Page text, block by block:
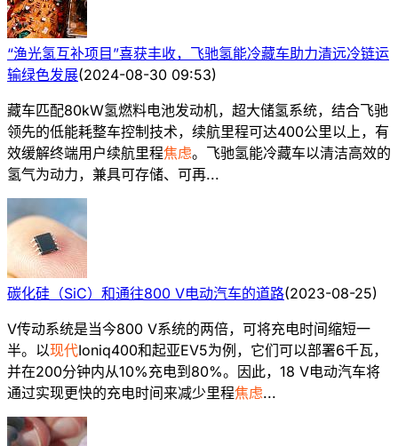
“渔光氢互补项目”喜获丰收，飞驰氢能冷藏车助力清远冷链运
输绿色发展(2024-08-30 09:53)
藏车匹配80kW氢燃料电池发动机，超大储氢系统，结合飞驰
领先的低能耗整车控制技术，续航里程可达400公里以上，有
效缓解终端用户续航里程焦虑。飞驰氢能冷藏车以清洁高效的
氢气为动力，兼具可存储、可再...
碳化硅（SiC）和通往800 V电动汽车的道路(2023-08-25)
V传动系统是当今800 V系统的两倍，可将充电时间缩短一
半。以现代Ioniq400和起亚EV5为例，它们可以部署6千瓦，
并在200分钟内从10%充电到80%。因此，18 V电动汽车将
通过实现更快的充电时间来减少里程焦虑...